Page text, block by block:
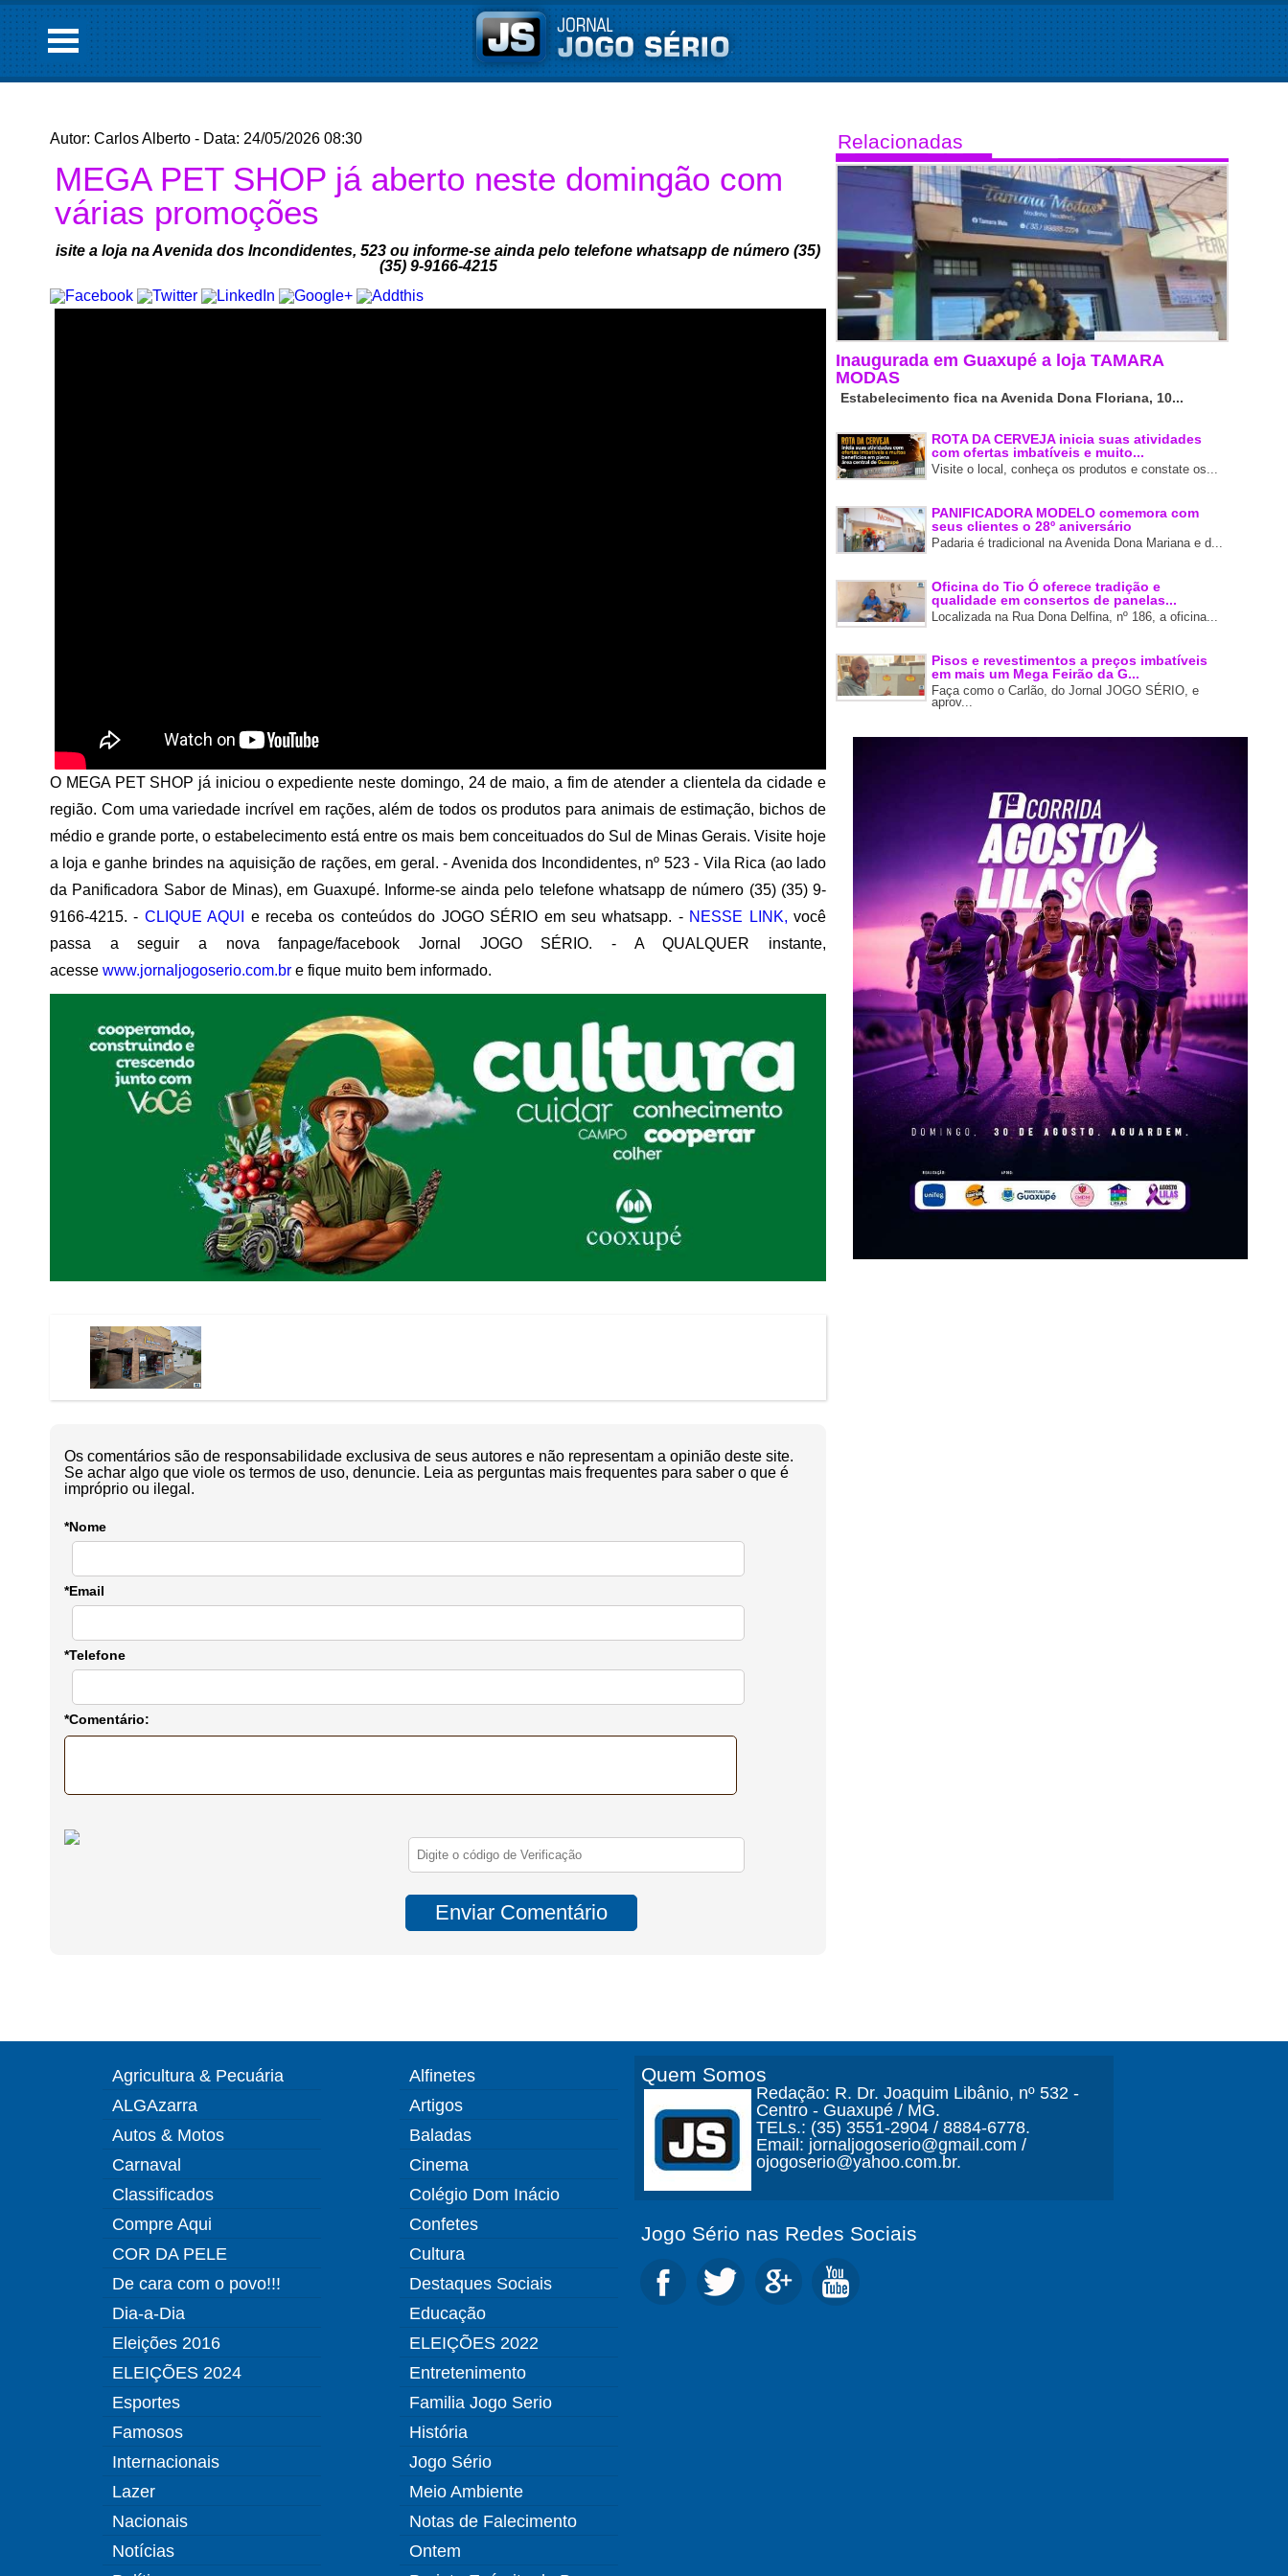
Autor: Carlos Alberto - Data: 24/05/2026 08:30
MEGA PET SHOP já aberto neste domingão com
várias promoções
isite a loja na Avenida dos Incondidentes, 523 ou informe-se ainda pelo telefone whatsapp de número (35)
(35) 9-9166-4215
O MEGA PET SHOP já iniciou o expediente neste domingo, 24 de maio, a fim de atender a clientela da cidade e
região. Com uma variedade incrível em rações, além de todos os produtos para animais de estimação, bichos de
médio e grande porte, o estabelecimento está entre os mais bem conceituados do Sul de Minas Gerais. Visite hoje
a loja e ganhe brindes na aquisição de rações, em geral. - Avenida dos Incondidentes, nº 523 - Vila Rica (ao lado
da Panificadora Sabor de Minas), em Guaxupé. Informe-se ainda pelo telefone whatsapp de número (35) (35) 9-
9166-4215. - CLIQUE AQUI e receba os conteúdos do JOGO SÉRIO em seu whatsapp. - NESSE LINK, você
passa a seguir a nova fanpage/facebook Jornal JOGO SÉRIO. - A QUALQUER instante,
acesse www.jornaljogoserio.com.br e fique muito bem informado.
Os comentários são de responsabilidade exclusiva de seus autores e não representam a opinião deste site.
Se achar algo que viole os termos de uso, denuncie. Leia as perguntas mais frequentes para saber o que é
impróprio ou ilegal.
*Nome
*Email
*Telefone
*Comentário:
Relacionadas
Inaugurada em Guaxupé a loja TAMARA
MODAS
Estabelecimento fica na Avenida Dona Floriana, 10...
ROTA DA CERVEJA inicia suas atividades
com ofertas imbatíveis e muito...
Visite o local, conheça os produtos e constate os...
PANIFICADORA MODELO comemora com
seus clientes o 28º aniversário
Padaria é tradicional na Avenida Dona Mariana e d...
Oficina do Tio Ó oferece tradição e
qualidade em consertos de panelas...
Localizada na Rua Dona Delfina, nº 186, a oficina...
Pisos e revestimentos a preços imbatíveis
em mais um Mega Feirão da G...
Faça como o Carlão, do Jornal JOGO SÉRIO, e
aprov...
Agricultura & Pecuária
ALGAzarra
Autos & Motos
Carnaval
Classificados
Compre Aqui
COR DA PELE
De cara com o povo!!!
Dia-a-Dia
Eleições 2016
ELEIÇÕES 2024
Esportes
Famosos
Internacionais
Lazer
Nacionais
Notícias
Alfinetes
Artigos
Baladas
Cinema
Colégio Dom Inácio
Confetes
Cultura
Destaques Sociais
Educação
ELEIÇÕES 2022
Entretenimento
Familia Jogo Serio
História
Jogo Sério
Meio Ambiente
Notas de Falecimento
Ontem
Quem Somos
Redação: R. Dr. Joaquim Libânio, nº 532 -
Centro - Guaxupé / MG.
TELs.: (35) 3551-2904 / 8884-6778.
Email: jornaljogoserio@gmail.com /
ojogoserio@yahoo.com.br.
Jogo Sério nas Redes Sociais